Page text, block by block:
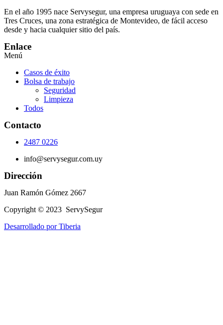
En el año 1995 nace Servysegur, una empresa uruguaya con sede en
Tres Cruces, una zona estratégica de Montevideo, de fácil acceso
desde y hacia cualquier sitio del país.
Enlace
Menú
Casos de éxito
Bolsa de trabajo
Seguridad
Limpieza
Todos
Contacto
2487 0226
info@servysegur.com.uy
Dirección
Juan Ramón Gómez 2667
Copyright © 2023 ServySegur
Desarrollado por Tiberia